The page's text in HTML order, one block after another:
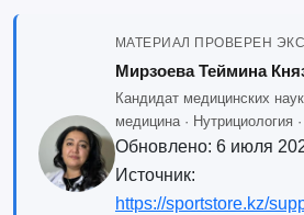
МАТЕРИАЛ ПРОВЕРЕН
Мирзоева Теймина
Кандидат медицинских
медицина · Нутрициология
Обновлено: 6 июля
Источник:
https://sportstore.kz/